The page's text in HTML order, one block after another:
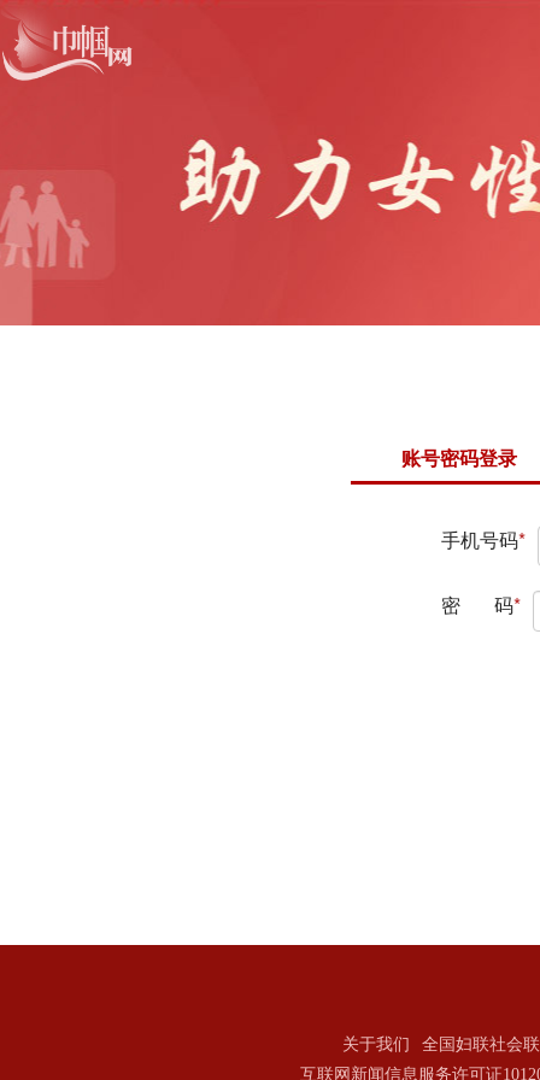
关于我们
全国妇联社会
互联网新闻信息服务许可证